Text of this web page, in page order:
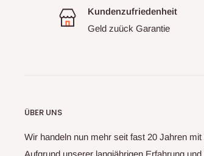
Kundenzufriedenheit
Geld zuück Garantie
ÜBER UNS
Wir handeln nun mehr seit fast 20 Jahren
Aufgrund unserer langjährigen Erfahrung